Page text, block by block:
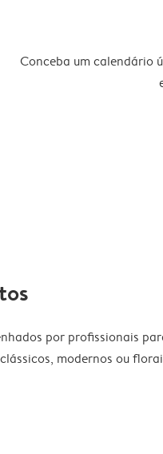
Conceba um calendário
por profissionais
modernos ou